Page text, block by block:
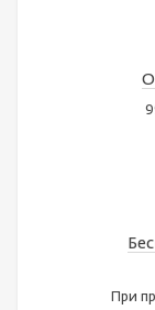
При